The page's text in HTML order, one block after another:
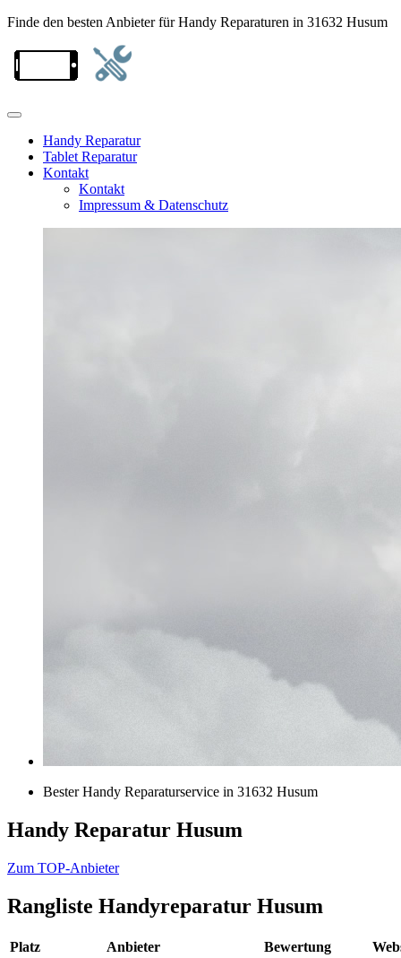
Finde den besten Anbieter für Handy Reparaturen in 31632 Husum
Handy Reparatur
Tablet Reparatur
Kontakt
Kontakt
Impressum & Datenschutz
Bester Handy Reparaturservice in 31632 Husum
Handy Reparatur Husum
Zum TOP-Anbieter
Rangliste Handyreparatur Husum
Platz Anbieter Bewertung